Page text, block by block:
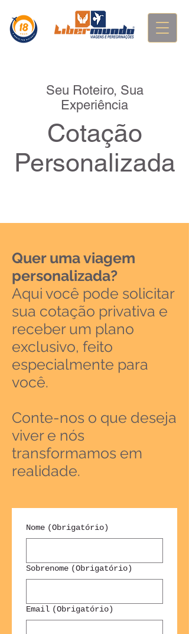
Seu Roteiro, Sua
Experiência
Cotação
Personalizada
Quer uma viagem
personalizada?
Aqui você pode solicitar
sua cotação privativa e
receber um plano
exclusivo, feito
especialmente para
você.
Conte-nos o que deseja
viver e nós
transformamos em
realidade.
Nome (Obrigatório)
Sobrenome (Obrigatório)
Email (Obrigatório)